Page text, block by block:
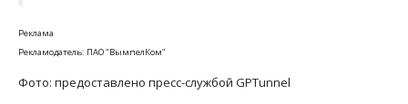
Реклама
Рекламодатель: ПАО "ВымпелКом"
Фото: предоставлено пресс-службой GPTunnel